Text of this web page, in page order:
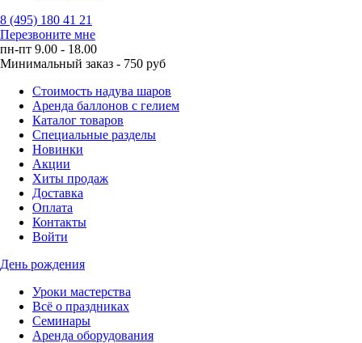
8 (495) 180 41 21
Перезвоните мне
пн-пт 9.00 - 18.00
Минимальный заказ - 750 руб
Стоимость надува шаров
Аренда баллонов с гелием
Каталог товаров
Специальные разделы
Новинки
Акции
Хиты продаж
Доставка
Оплата
Контакты
Войти
День рождения
Уроки мастерства
Всё о праздниках
Семинары
Аренда оборудования